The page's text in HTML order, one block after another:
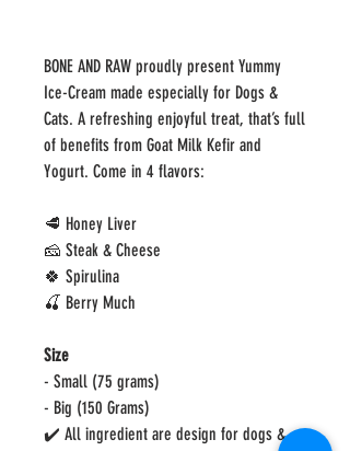
BONE AND RAW proudly present Yummy
Ice-Cream made especially for Dogs &
Cats. A refreshing enjoyful treat, that’s full
of benefits from Goat Milk Kefir and
Yogurt. Come in 4 flavors:
🥩 Honey Liver
🧀 Steak & Cheese
🍀 Spirulina
🍒 Berry Much
Size
- Small (75 grams)
- Big (150 Grams)
✔️ All ingredient are design for dogs &